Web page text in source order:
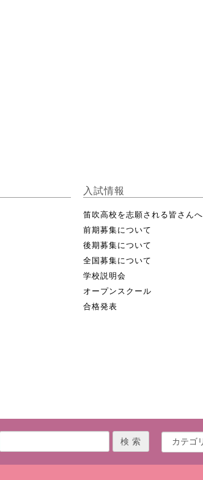
入試情報
笛吹高校を志願される皆さんへ
前期募集について
後期募集について
全国募集について
学校説明会
オープンスクール
合格発表